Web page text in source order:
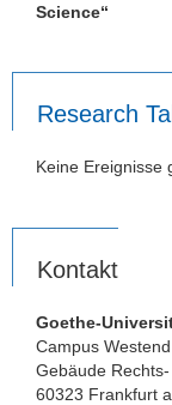
Science“
Research
Keine Ereignisse
Kontakt
Goethe-
Campus
Gebäude
60323 Frankfurt